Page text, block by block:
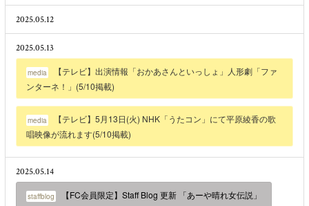
2025.05.12
2025.05.13
media
【テレビ】出演情報「おかあさんといっしょ」人形劇「ファ
ンターネ！」(5/10掲載)
media
【テレビ】5月13日(火) NHK「うたコン」にて平原綾香の歌
唱映像が流れます(5/10掲載)
2025.05.14
staffblog 【FC会員限定】Staff Blog 更新 「あーや晴れ女伝説」